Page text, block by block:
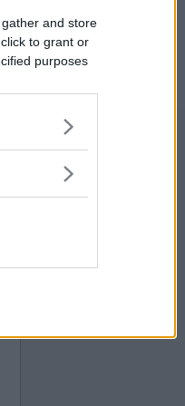
and store
to grant or
purposes